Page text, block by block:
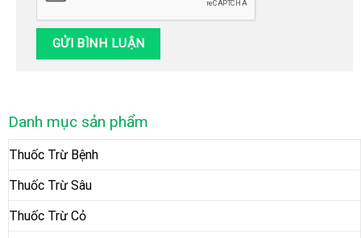
Danh mục sản phẩm
Thuốc Trừ Bệnh
Thuốc Trừ Sâu
Thuốc Trừ Cỏ